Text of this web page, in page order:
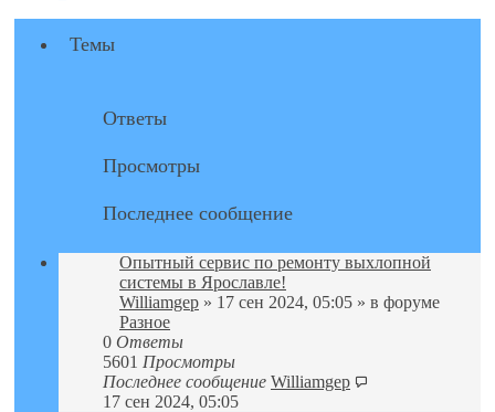
Темы
Ответы
Просмотры
Последнее сообщение
Опытный сервис по ремонту выхлопной
системы в Ярославле!
Williamgep » 17 сен 2024, 05:05 » в форуме
Разное
0 Ответы
5601 Просмотры
Последнее сообщение Williamgep
17 сен 2024, 05:05